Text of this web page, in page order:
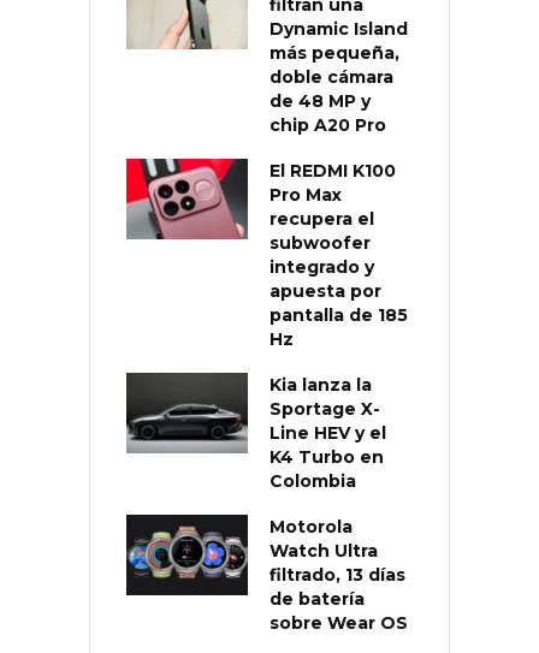
Dynamic Island
más pequeña,
doble cámara
de 48 MP y
chip A20 Pro
El REDMI K100
Pro Max
recupera el
subwoofer
integrado y
apuesta por
pantalla de 185
Hz
Kia lanza la
Sportage X-
Line HEV y el
K4 Turbo en
Colombia
Motorola
Watch Ultra
filtrado, 13 días
de batería
sobre Wear OS